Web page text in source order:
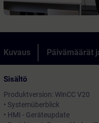
Kuvaus Päivämäärät
Sisältö
Produktversion: WinCC V20
• Systemüberblick
• HMI - Geräteupdate